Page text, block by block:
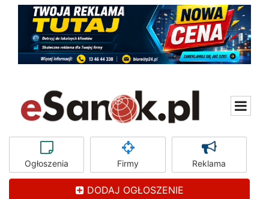
Ogłoszenia Firmy Reklama
DODAJ OGŁOSZENIE